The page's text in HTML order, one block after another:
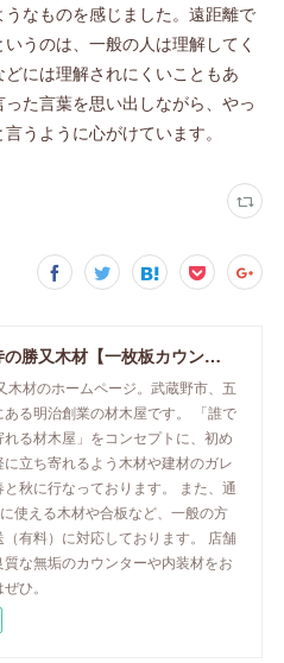
なものを感じました。遠距離で
うのは、一般の人は理解してく
には理解されにくいこともあ
た言葉を思い出しながら、やっ
うように心がけています。
東京・吉祥寺の勝又木材【一枚板カウンター】
木材のホームページ。武蔵野市、五
ある明治創業の材木屋です。 「誰で
れる材木屋」をコンセプトに、初め
立ち寄れるよう木材や建材のガレ
秋に行なっております。 また、通
使える木材や合板など、一般の方
有料）に対応しております。 店舗
な無垢のカウンターや内装材をお
ひ。